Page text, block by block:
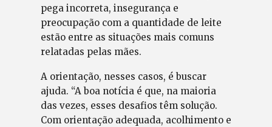
pega incorreta, insegurança e
preocupação com a quantidade de leite
estão entre as situações mais comuns
relatadas pelas mães.
A orientação, nesses casos, é buscar
ajuda. “A boa notícia é que, na maioria
das vezes, esses desafios têm solução.
Com orientação adequada, acolhimento e